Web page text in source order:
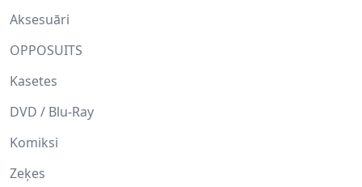
Aksesuāri
OPPOSUITS
Kasetes
DVD / Blu-Ray
Komiksi
Zeķes